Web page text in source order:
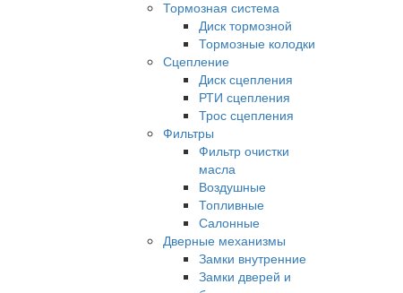
Тормозная система
Диск тормозной
Тормозные колодки
Сцепление
Диск сцепления
РТИ сцепления
Трос сцепления
Фильтры
Фильтр очистки
масла
Воздушные
Топливные
Салонные
Дверные механизмы
Замки внутренние
Замки дверей и